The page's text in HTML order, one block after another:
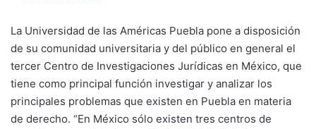
La Universidad de las Américas Puebla pone a disposición
de su comunidad universitaria y del público en general el
tercer Centro de Investigaciones Jurídicas en México, que
tiene como principal función investigar y analizar los
principales problemas que existen en Puebla en materia
de derecho. “En México sólo existen tres centros de